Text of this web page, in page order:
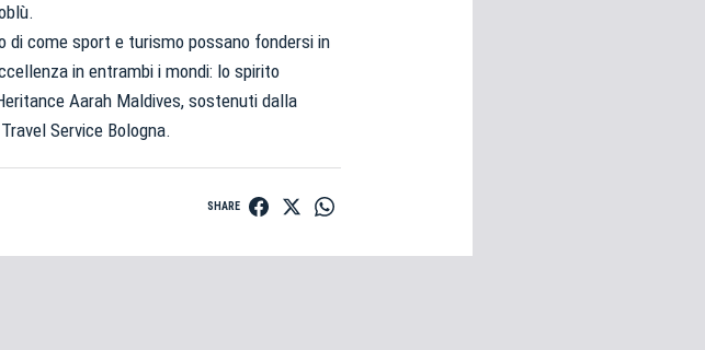
di come sport e turismo possano fondersi in
in entrambi i mondi: lo spirito
Aarah Maldives, sostenuti dalla
Service Bologna.
SHARE
CONTINUA
TORNA